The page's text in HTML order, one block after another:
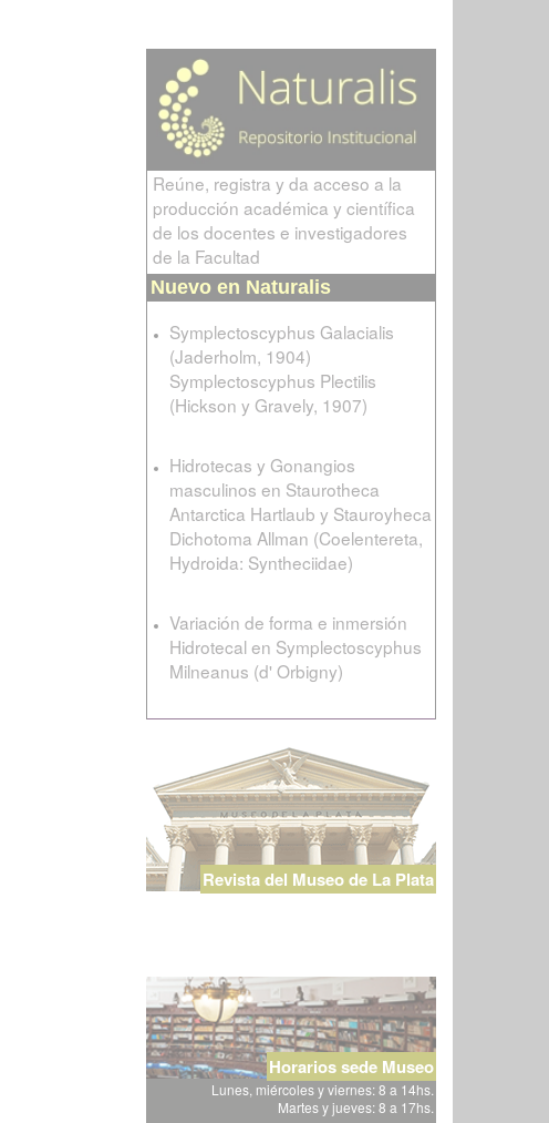
Reúne, registra y da acceso a la
producción académica y científica
de los docentes e investigadores
de la Facultad
Nuevo en Naturalis
Symplectoscyphus Galacialis
(Jaderholm, 1904)
Symplectoscyphus Plectilis
(Hickson y Gravely, 1907)
Hidrotecas y Gonangios
masculinos en Staurotheca
Antarctica Hartlaub y Stauroyheca
Dichotoma Allman (Coelentereta,
Hydroida: Syntheciidae)
Variación de forma e inmersión
Hidrotecal en Symplectoscyphus
Milneanus (d' Orbigny)
Revista del Museo de La Plata
Horarios sede Museo
Lunes, miércoles y viernes: 8 a 14hs.
Martes y jueves: 8 a 17hs.